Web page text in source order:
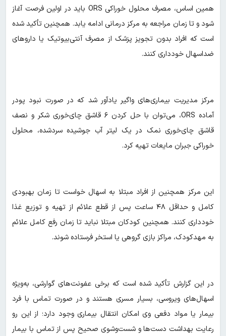
همین اساس، مصرف محلول خوراکی ORS باید در اولین فرصت آغاز
شود و تا زمان مراجعه به مرکز درمانی ادامه یابد. همچنین تأکید شده
است که افراد بدون تجویز پزشک از مصرف آنتی‌بیوتیک یا داروهای
ضداسهال خودداری کنند.
مرکز مدیریت بیماری‌های واگیر یادآور شد که در صورت نبود پودر
آماده ORS، می‌توان با حل کردن ۶ قاشق چای‌خوری شکر و نصف
قاشق چای‌خوری نمک در یک لیتر آب جوشیده سردشده، محلول
خوراکی جبران مایعات تهیه کرد.
این مرکز همچنین از افراد مبتلا به اسهال خواست تا زمان بهبودی
کامل و حداقل ۴۸ ساعت پس از قطع علائم از تهیه و توزیع غذا
خودداری کنند. همچنین کودکان مبتلا نباید تا زمان رفع کامل علائم
به مهدکودک، مراکز بازی گروهی یا استخر فرستاده شوند.
در این گزارش تأکید شده است که برخی عفونت‌های گوارشی، به‌ویژه
اسهال‌های ویروسی، بسیار مسری هستند و در صورت تماس با فرد
بیمار یا مواد دفعی وی امکان انتقال بیماری وجود دارد؛ از این رو
رعایت بهداشت دست‌ها و شست‌وشوی صحیح پس از تماس با بیمار